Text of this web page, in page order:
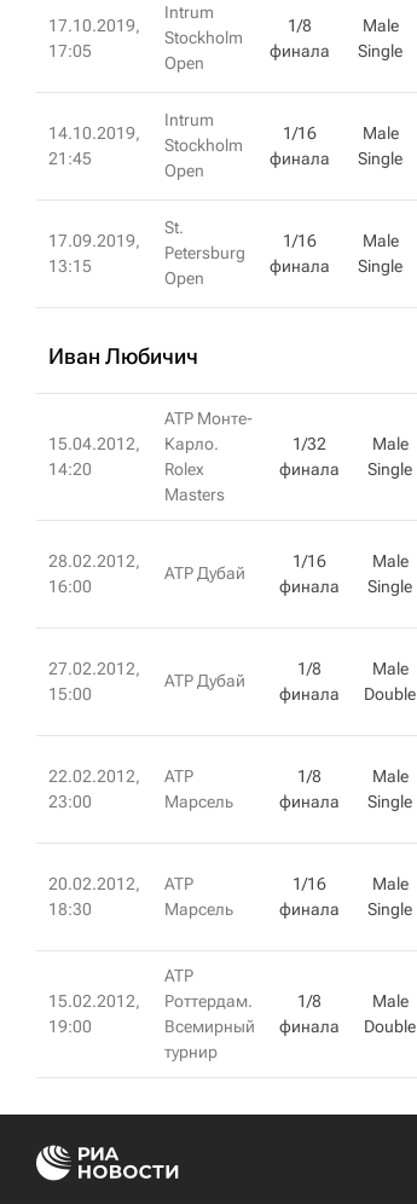
17.10.2019,
17:05
Intrum
Stockholm
Open
1/8
финала
Male
Single
14.10.2019,
21:45
Intrum
Stockholm
Open
1/16
финала
Male
Single
17.09.2019,
13:15
St.
Petersburg
Open
1/16
финала
Male
Single
Иван Любичич
15.04.2012,
14:20
ATP Монте-
Карло.
Rolex
Masters
1/32
финала
Male
Single
28.02.2012,
16:00
ATP Дубай
1/16
финала
Male
Single
27.02.2012,
15:00
ATP Дубай
1/8
финала
Male
Double
22.02.2012,
23:00
ATP
Марсель
1/8
финала
Male
Single
20.02.2012,
18:30
ATP
Марсель
1/16
финала
Male
Single
15.02.2012,
19:00
ATP
Роттердам.
Всемирный
турнир
1/8
финала
Male
Double